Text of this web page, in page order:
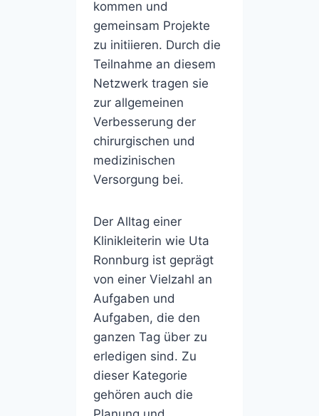
kommen und
gemeinsam Projekte
zu initiieren. Durch die
Teilnahme an diesem
Netzwerk tragen sie
zur allgemeinen
Verbesserung der
chirurgischen und
medizinischen
Versorgung bei.
Der Alltag einer
Klinikleiterin wie Uta
Ronnburg ist geprägt
von einer Vielzahl an
Aufgaben und
Aufgaben, die den
ganzen Tag über zu
erledigen sind. Zu
dieser Kategorie
gehören auch die